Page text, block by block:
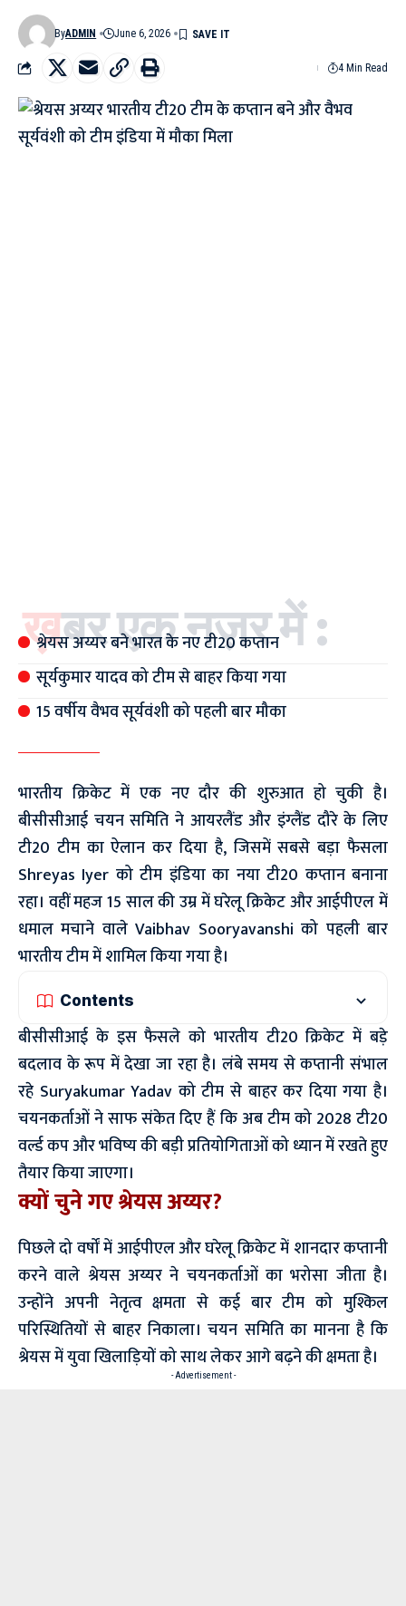
ByADMIN June 6, 2026
4 Min Read
ख़बर एक नज़र में :
श्रेयस अय्यर बने भारत के नए टी20 कप्तान
सूर्यकुमार यादव को टीम से बाहर किया गया
15 वर्षीय वैभव सूर्यवंशी को पहली बार मौका
भारतीय क्रिकेट में एक नए दौर की शुरुआत हो चुकी है।
बीसीसीआई चयन समिति ने आयरलैंड और इंग्लैंड दौरे के लिए
टी20 टीम का ऐलान कर दिया है, जिसमें सबसे बड़ा फैसला
Shreyas Iyer को टीम इंडिया का नया टी20 कप्तान बनाना
रहा। वहीं महज 15 साल की उम्र में घरेलू क्रिकेट और आईपीएल में
धमाल मचाने वाले Vaibhav Sooryavanshi को पहली बार
भारतीय टीम में शामिल किया गया है।
Contents
बीसीसीआई के इस फैसले को भारतीय टी20 क्रिकेट में बड़े
बदलाव के रूप में देखा जा रहा है। लंबे समय से कप्तानी संभाल
रहे Suryakumar Yadav को टीम से बाहर कर दिया गया है।
चयनकर्ताओं ने साफ संकेत दिए हैं कि अब टीम को 2028 टी20
वर्ल्ड कप और भविष्य की बड़ी प्रतियोगिताओं को ध्यान में रखते हुए
तैयार किया जाएगा।
क्यों चुने गए श्रेयस अय्यर?
पिछले दो वर्षों में आईपीएल और घरेलू क्रिकेट में शानदार कप्तानी
करने वाले श्रेयस अय्यर ने चयनकर्ताओं का भरोसा जीता है।
उन्होंने अपनी नेतृत्व क्षमता से कई बार टीम को मुश्किल
परिस्थितियों से बाहर निकाला। चयन समिति का मानना है कि
श्रेयस में युवा खिलाड़ियों को साथ लेकर आगे बढ़ने की क्षमता है।
- Advertisement -